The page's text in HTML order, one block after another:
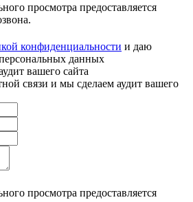
просмотра предоставляется
конфиденциальности и даю
данных
вашего сайта
связи и мы сделаем аудит вашего
просмотра предоставляется